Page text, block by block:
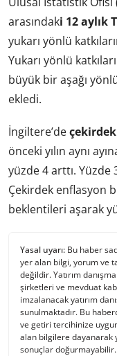
arasındaki 12 aylık
yukarı yönlü
Yukarı yönlü
büyük bir aşağı
ekledi.
İngiltere’de
önceki yılın aynı
yüzde 4 arttı. Yüzde
Çekirdek enflasyon
beklentileri aşarak
Yasal uyarı: Bu haber
yer alan bilgi, yorum ve
değildir. Yatırım
şirketleri ve mevduat
imzalanacak yatırım
sunulmaktadır. Bu
ve getiri tercihinize
alan bilgilere dayanarak
sonuçlar doğurmayabilir.